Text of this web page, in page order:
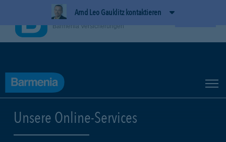
Arnd Leo Gauklitz kontaktieren
Unsere Online-Services
BarmeniaApp
Barmenia Versicherungen